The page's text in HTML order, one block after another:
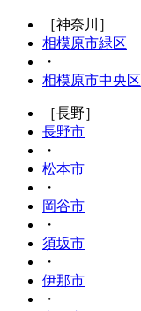
［神奈川］
相模原市緑区
・
相模原市中央区
［長野］
長野市
・
松本市
・
岡谷市
・
須坂市
・
伊那市
・